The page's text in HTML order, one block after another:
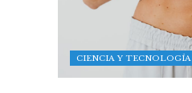
CIENCIA Y TECNOLOGÍA